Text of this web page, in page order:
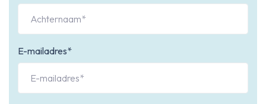
E-mailadres*